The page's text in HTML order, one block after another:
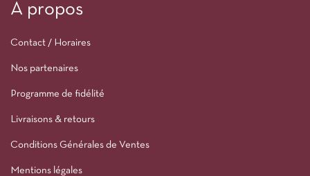
À propos
Contact / Horaires
Nos partenaires
Programme de fidélité
Livraisons & retours
Conditions Générales de Ventes
Mentions légales